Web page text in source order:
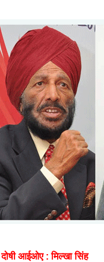
आईओए : मिल्खा सिंह